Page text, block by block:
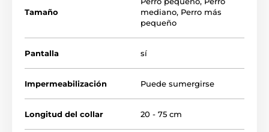
Mini se
apaga y enciende mediante un imán ; para
encender y apagar el collar basta con acercar el
mando al receptor. Otra ventaja del dispositivo es la
altaduración de las baterías de hasta 6 - 12 meses.
Para mayor seguridad, el estado de las baterías se
Tamaño
mediano, Perro más
pequeño
Pantalla sí
Impermeabilización Puede sumergirse
Longitud del collar 20 - 75 cm